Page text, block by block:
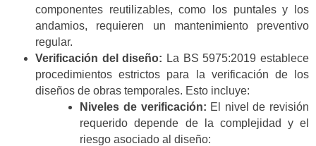
componentes reutilizables, como los puntales y los
andamios, requieren un mantenimiento preventivo
regular.
Verificación del diseño: La BS 5975:2019 establece
procedimientos estrictos para la verificación de los
diseños de obras temporales. Esto incluye:
Niveles de verificación: El nivel de revisión
requerido depende de la complejidad y el
riesgo asociado al diseño: